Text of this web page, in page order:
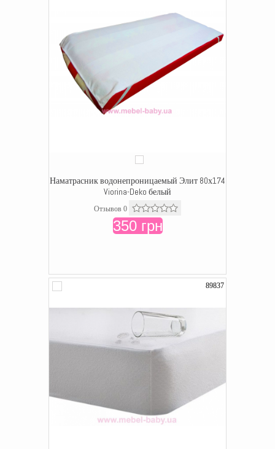
Наматрасник водонепроницаемый Элит 80х174
Viorina-Deko белый
Отзывов 0
350 грн
89837